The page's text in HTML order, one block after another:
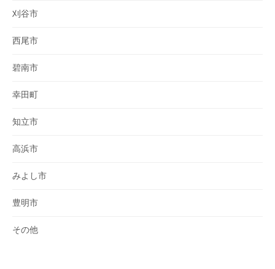
刈谷市
西尾市
碧南市
幸田町
知立市
高浜市
みよし市
豊明市
その他